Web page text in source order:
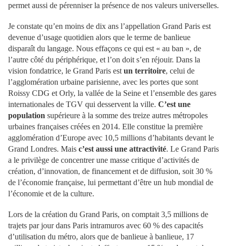
permet aussi de pérenniser la présence de nos valeurs universelles.
Je constate qu’en moins de dix ans l’appellation Grand Paris est
devenue d’usage quotidien alors que le terme de banlieue
disparaît du langage. Nous effaçons ce qui est « au ban », de
l’autre côté du périphérique, et l’on doit s’en réjouir. Dans la
vision fondatrice, le Grand Paris est un territoire, celui de
l’agglomération urbaine parisienne, avec les portes que sont
Roissy CDG et Orly, la vallée de la Seine et l’ensemble des gares
internationales de TGV qui desservent la ville. C’est une
population supérieure à la somme des treize autres métropoles
urbaines françaises créées en 2014. Elle constitue la première
agglomération d’Europe avec 10,5 millions d’habitants devant le
Grand Londres. Mais c’est aussi une attractivité. Le Grand Paris
a le privilège de concentrer une masse critique d’activités de
création, d’innovation, de financement et de diffusion, soit 30 %
de l’économie française, lui permettant d’être un hub mondial de
l’économie et de la culture.
Lors de la création du Grand Paris, on comptait 3,5 millions de
trajets par jour dans Paris intramuros avec 60 % des capacités
d’utilisation du métro, alors que de banlieue à banlieue, 17